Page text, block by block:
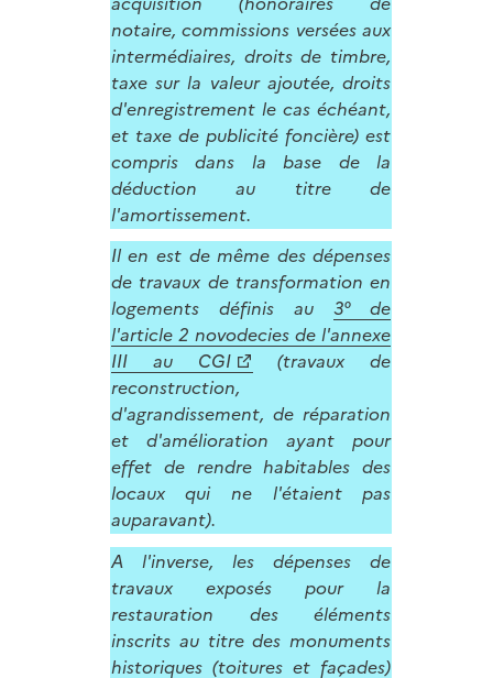
notaire, commissions versées aux
intermédiaires, droits de timbre,
taxe sur la valeur ajoutée, droits
d'enregistrement le cas échéant,
et taxe de publicité foncière) est
compris dans la base de la
déduction au titre de
l'amortissement.
Il en est de même des dépenses
de travaux de transformation en
logements définis au3° de
l'article 2 novodecies de l'annexe
III au CGI
(travaux de
reconstruction,
d'agrandissement, de réparation
et d'amélioration ayant pour
effet de rendre habitables des
locaux qui ne l'étaient pas
auparavant).
A l'inverse, les dépenses de
travaux exposés pour la
restauration des éléments
inscrits au titre des monuments
historiques (toitures et façades)